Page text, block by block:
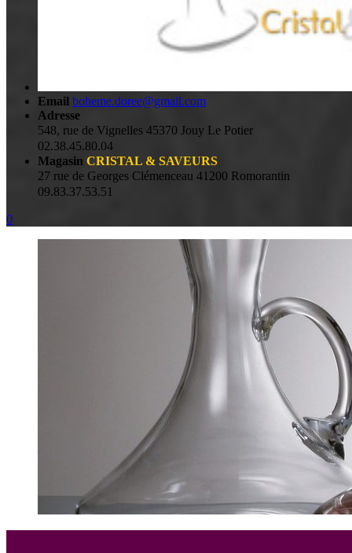
Email boheme.doree@gmail.com
Adresse
548, rue de Vignelles 45370 Jouy Le Potier
02.38.45.80.04
Magasin CRISTAL & SAVEURS
27 rue de Georges Clémenceau 41200 Romorantin
09.83.37.53.51
0